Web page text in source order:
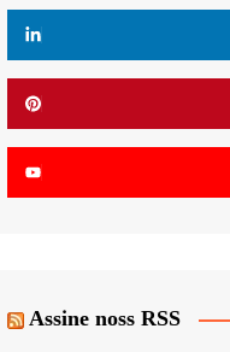
Assine noss RSS